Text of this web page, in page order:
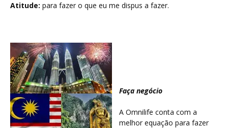
Atitude: para fazer o que eu me dispus a fazer.
Faça negócio
A Omnilife conta com a
melhor equação para fazer